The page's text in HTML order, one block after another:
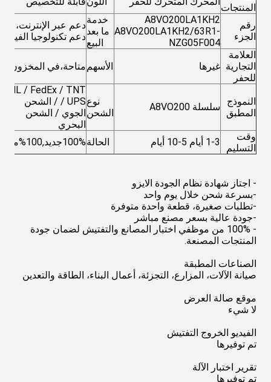
المنتجات
رقم
الجزء
A8VO200LA1KH2
A8VO200LA1KH2/63R1-
NZG05F004
خدمة
ما بعد
البيع
دعم عبر الإنترنت،
دعم تكنولوجيا الفيديو
العلامة
التجارية
للحفر
غيرها الأسهممتاحة،في المخزون
النموذج
المطبق
سلسلة A8VO200
نوع
الشحن
DHL / FedEx / TNT
/ UPS / الشحن
الجوي / الشحن
البحري
وقت
التسليم
1-3 أيام 5-10 أيام الحالة100%جديد,100%متين
- اجتاز شهادة نظام الجودة الايزو
-بسرعة شحن خلال يوم واحد
-تطلبات صغيرة، قطعة واحدة متوفرة
-جودة عالية بسعر مصنع مباشر
- 100% من موظفي اختبار المصانع والتفتيش لضمان جودة
المنتجات المصنعة.
الصناعات المطبقة
صيانة الآلات، المزارع، التجزئة، أعمال البناء، الطاقة والتعدين
موقع صالة العرض
لا شيء
الفيديو الخروج التفتيش
تم توفيرها
تقرير اختبار الآلة
تم توفيرها